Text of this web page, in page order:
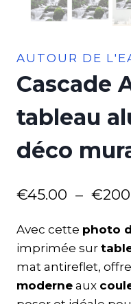
AUTOUR DE
Cascade
tableau
déco
€45.00 – €
Avec cette photo
imprimée sur
mat antireflet,
moderne aux